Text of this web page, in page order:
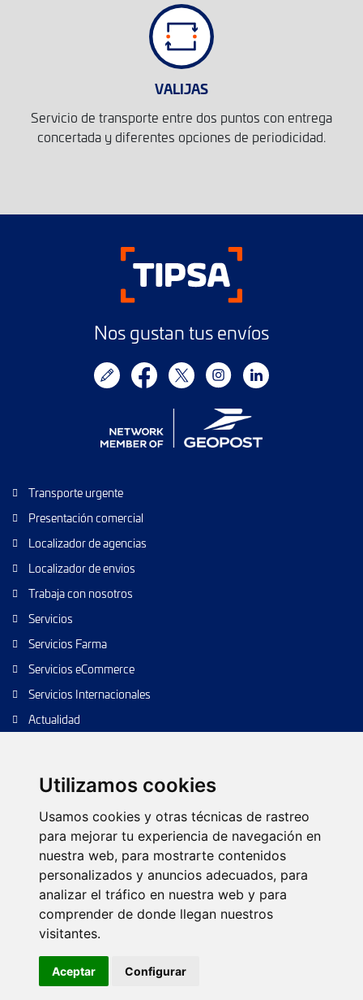
Utilizamos cookies
Usamos cookies y otras técnicas de rastreo
para mejorar tu experiencia de navegación en
nuestra web, para mostrarte contenidos
personalizados y anuncios adecuados, para
analizar el tráfico en nuestra web y para
comprender de donde llegan nuestros
visitantes.
Aceptar Configurar
VALIJAS
Servicio de transporte entre dos puntos con entrega
concertada y diferentes opciones de periodicidad.
Nos gustan tus envíos
Transporte urgente
Presentación comercial
Localizador de agencias
Localizador de envios
Trabaja con nosotros
Servicios
Servicios Farma
Servicios eCommerce
Servicios Internacionales
Actualidad
Envíos de calidad
Envíos Baratos
Política de cookies Configurar cookies
Política de privacidad
Aviso legal
Árbol web Contacto
© 2026 TIPSA. Reservados todos los derechos.
Diseño web: